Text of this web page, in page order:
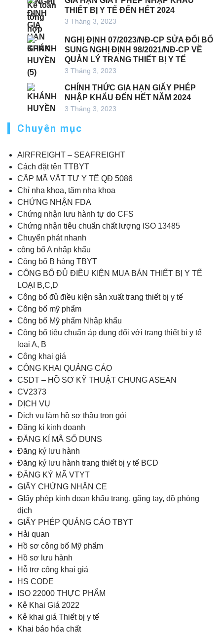
THIẾT BỊ Y TẾ ĐẾN HẾT 2024
3 Tháng 3, 2023
NGHỊ ĐỊNH 07/2023/NĐ-CP SỬA ĐỔI BỔ
SUNG NGHỊ ĐỊNH 98/2021/NĐ-CP VỀ
QUẢN LÝ TRANG THIẾT BỊ Y TẾ
3 Tháng 3, 2023
CHÍNH THỨC GIA HẠN GIẤY PHÉP
NHẬP KHẨU ĐẾN HẾT NĂM 2024
3 Tháng 3, 2023
Chuyên mục
AIRFREIGHT – SEAFREIGHT
Cách đặt tên TTBYT
CẤP MÃ VẬT TƯ Y TẾ QĐ 5086
Chỉ nha khoa, tăm nha khoa
CHỨNG NHẬN FDA
Chứng nhận lưu hành tự do CFS
Chứng nhận tiêu chuẩn chất lượng ISO 13485
Chuyển phát nhanh
công bố A nhập khẩu
Công bố B hàng TBYT
CÔNG BỐ ĐỦ ĐIỀU KIỆN MUA BÁN THIẾT BỊ Y TẾ
LOẠI B,C,D
Công bố đủ điều kiện sản xuất trang thiết bị y tế
Công bố mỹ phẩm
Công bố Mỹ phẩm Nhập khẩu
Công bố tiêu chuẩn áp dụng đối với trang thiết bị y tế
loại A, B
Công khai giá
CÔNG KHAI QUẢNG CÁO
CSDT – HỒ SƠ KỸ THUẬT CHUNG ASEAN
CV2373
DỊCH VỤ
Dịch vụ làm hồ sơ thầu trọn gói
Đăng kí kinh doanh
ĐĂNG KÍ MÃ SỐ DUNS
Đăng ký lưu hành
Đăng ký lưu hành trang thiết bị y tế BCD
ĐĂNG KÝ MÃ VTYT
GIẤY CHỨNG NHẬN CE
GIấy phép kinh doan khẩu trang, găng tay, đồ phòng
dịch
GIẤY PHÉP QUẢNG CÁO TBYT
Hải quan
Hồ sơ công bố Mỹ phẩm
Hồ sơ lưu hành
Hỗ trợ công khai giá
HS CODE
ISO 22000 THỰC PHẨM
Kê Khai Giá 2022
Kê khai giá Thiết bị y tế
Khai báo hóa chất